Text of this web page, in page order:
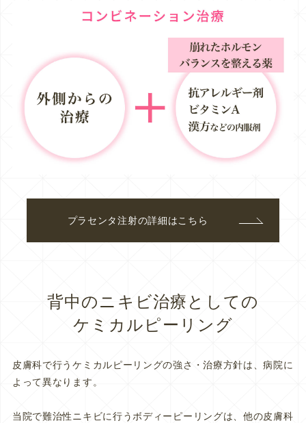
プラセンタ注射の詳細はこちら
背中のニキビ治療としての
ケミカルピーリング
皮膚科で行うケミカルピーリングの強さ・治療方針は、病院に
よって異なります。
当院で難治性ニキビに行うボディーピーリングは、他の皮膚科